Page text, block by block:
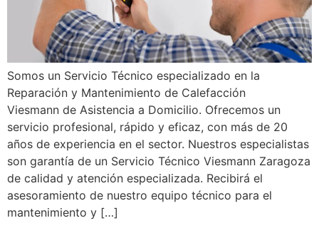
Somos un Servicio Técnico especializado en la
Reparación y Mantenimiento de Calefacción
Viesmann de Asistencia a Domicilio. Ofrecemos un
servicio profesional, rápido y eficaz, con más de 20
años de experiencia en el sector. Nuestros especialistas
son garantía de un Servicio Técnico Viesmann Zaragoza
de calidad y atención especializada. Recibirá el
asesoramiento de nuestro equipo técnico para el
mantenimiento y […]